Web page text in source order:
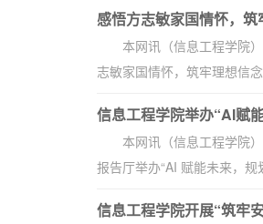
感悟方志敏家国情怀，
本网讯（信息工程学院
志敏家国情怀，筑牢理想信
信息工程学院举办“AI赋
本网讯（信息工程学院
报告厅举办“AI 赋能未来，
信息工程学院开展“筑牢